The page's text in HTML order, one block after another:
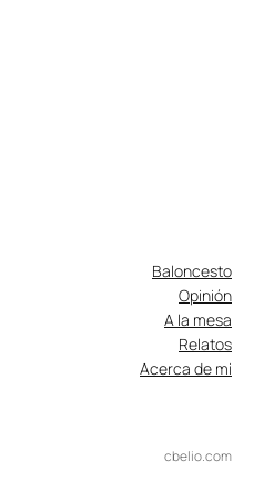
Baloncesto
Opinión
A la mesa
Relatos
Acerca de mi
cbelio.com